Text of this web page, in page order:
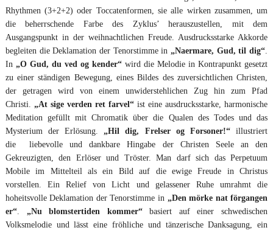
Rhythmen (3+2+2) oder Toccatenformen, sie alle wirken zusammen, um
die beherrschende Farbe des Zyklus’ herauszustellen, mit dem
Ausgangspunkt in der weihnachtlichen Freude. Ausdrucksstarke Akkorde
begleiten die Deklamation der Tenorstimme in„Naermare, Gud, til dig“.
In „O Gud, du ved og kender“ wird die Melodie in Kontrapunkt gesetzt
zu einer ständigen Bewegung, eines Bildes des zuversichtlichen Christen,
der getragen wird von einem unwiderstehlichen Zug hin zum Pfad
Christi. „At sige verden ret farvel“ ist eine ausdrucksstarke, harmonische
Meditation gefüllt mit Chromatik über die Qualen des Todes und das
Mysterium der Erlösung.„Hil dig, Frelser og Forsoner!“illustriert
die liebevolle und dankbare Hingabe der Christen Seele an den
Gekreuzigten, den Erlöser und Tröster. Man darf sich das Perpetuum
Mobile im Mittelteil als ein Bild auf die ewige Freude in Christus
vorstellen. Ein Relief von Licht und gelassener Ruhe umrahmt die
hoheitsvolle Deklamation der Tenorstimme in „Den mörke nat förgangen
er“. „Nu blomstertiden kommer“basiert auf einer schwedischen
Volksmelodie und lässt eine fröhliche und tänzerische Danksagung, ein